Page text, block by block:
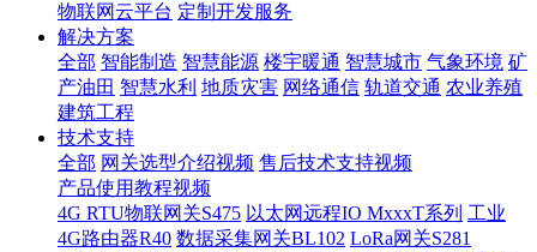
物联网云平台 定制开发服务
解决方案
全部 智能制造 智慧能源 楼宇暖通 智慧城市 气象环境 矿
产油田 智慧水利 地质灾害 网络通信 轨道交通 农业养殖
建筑工程
技术支持
全部 网关选型介绍视频 售后技术支持视频
产品使用教程视频
4G RTU物联网关S475 以太网远程IO MxxxT系列 工业
4G路由器R40 数据采集网关BL102 LoRa网关S281